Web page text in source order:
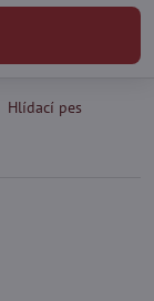
Hlídací pes